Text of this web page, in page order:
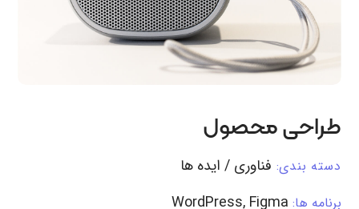
طراحی محصول
دسته بندی: فناوری / ایده ها
برنامه ها: WordPress, Figma